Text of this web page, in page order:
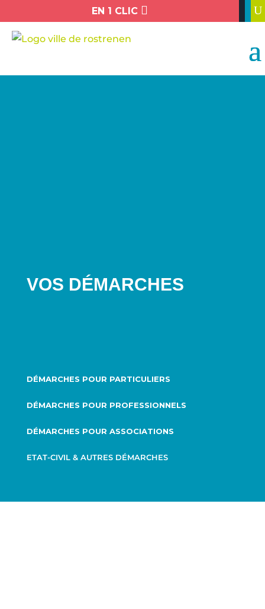
EN 1 CLIC  U
VOS DÉMARCHES
DÉMARCHES POUR PARTICULIERS
DÉMARCHES POUR PROFESSIONNELS
DÉMARCHES POUR ASSOCIATIONS
ETAT-CIVIL & AUTRES DÉMARCHES